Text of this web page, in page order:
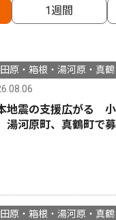
1週間
原・箱根・湯河原・真鶴
地震の支援広がる
湯河原町、真鶴町で
原・箱根・湯河原・真鶴